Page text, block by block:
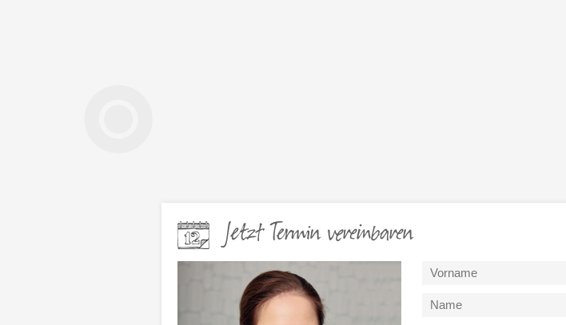
Jetzt Termin vereinbaren